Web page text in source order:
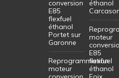
conversion
E85
flexfuel
éthanol
Portet sur
Garonne
Reprogrammation
moteur
éthanol
moteur
E85
flexfuel
éthanol